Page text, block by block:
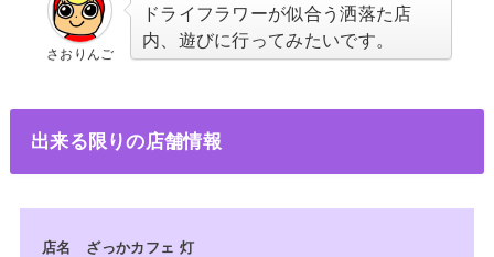
さおりんご
ドライフラワーが似合う洒落た店
内、遊びに行ってみたいです。
出来る限りの店舗情報
店名 ざっかカフェ 灯